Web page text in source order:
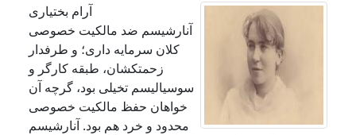
آرام بختیاری
آنارشیسم ضد مالکیت خصوصی
کلان سرمایه داری؛ و طرفدار
زحمتکشان، طبقه کارگر و
سوسیالیسم تخیلی بود، گرچه آن
خواهان حفظ مالکیت خصوصی
محدود و خرد هم بود. آنارشیسم